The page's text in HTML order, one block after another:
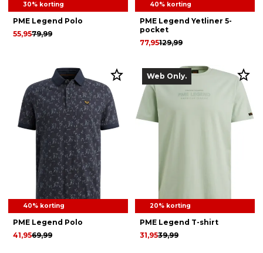
30% korting
PME Legend Polo
79,99
55,95
40% korting
PME Legend Yetliner 5-
pocket
129,99
77,95
40% korting
PME Legend Polo
69,99
41,95
Web Only.
20% korting
PME Legend T-shirt
39,99
31,95